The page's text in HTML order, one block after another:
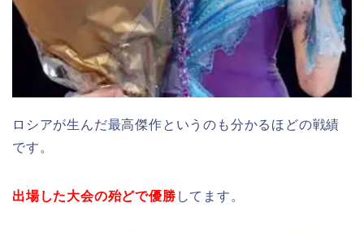
ロシアが生んだ最高傑作というのも分かるほどの戦績
です。
出場した大会の殆どで優勝 してます。